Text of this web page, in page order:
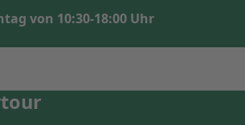
von 10:30-18:00 Uhr